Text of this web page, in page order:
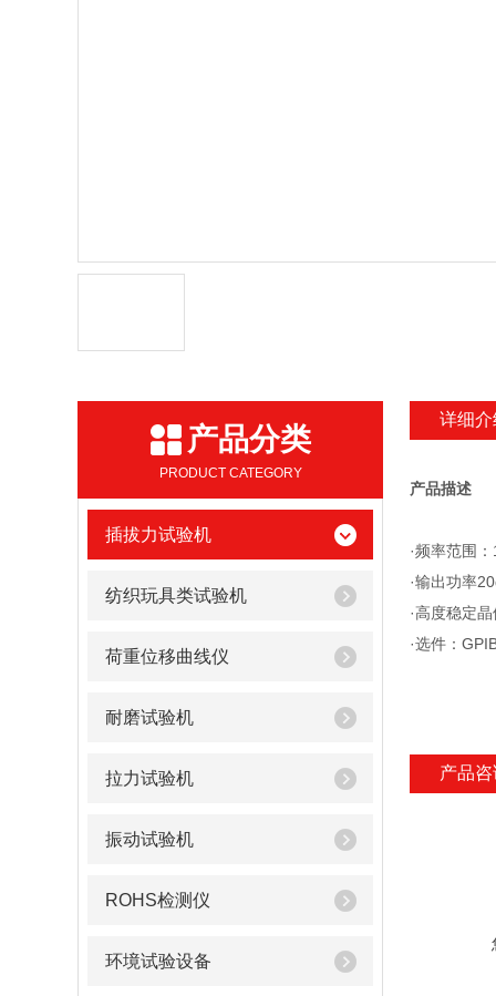
产品分类
PRODUCT CATEGORY
插拔力试验机
纺织玩具类试验机
荷重位移曲线仪
耐磨试验机
拉力试验机
振动试验机
ROHS检测仪
环境试验设备
详细介
产品描述
·频率范围
·输出功率
·高度稳定
·选件：
产品